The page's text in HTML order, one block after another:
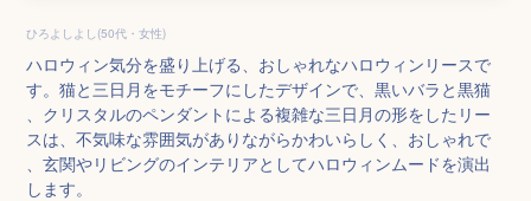
ひろよしよし(50代・女性)
ハロウィン気分を盛り上げる、おしゃれなハロウィンリースで
す。猫と三日月をモチーフにしたデザインで、黒いバラと黒猫
、クリスタルのペンダントによる複雑な三日月の形をしたリー
スは、不気味な雰囲気がありながらかわいらしく、おしゃれで
、玄関やリビングのインテリアとしてハロウィンムードを演出
します。